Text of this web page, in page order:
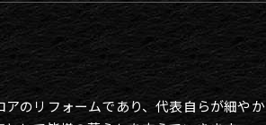
のリフォームであり、代表自らが細や